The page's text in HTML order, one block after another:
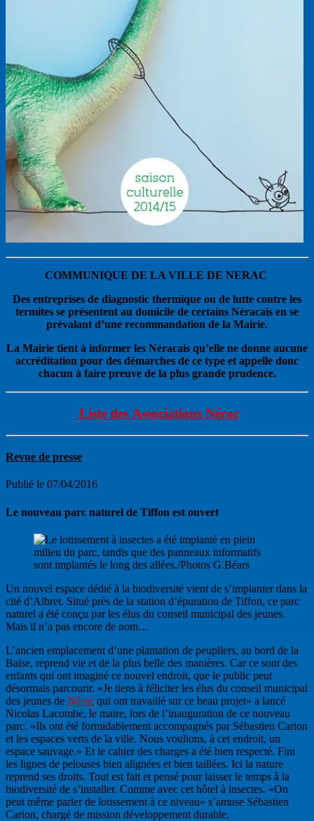
COMMUNIQUE DE LA VILLE DE NERAC
Des entreprises de diagnostic thermique ou de lutte contre les
termites se présentent au domicile de certains Néracais en se
prévalant d’une recommandation de la Mairie.
La Mairie tient à informer les Néracais qu’elle ne donne aucune
accréditation pour des démarches de ce type et appelle donc
chacun à faire preuve de la plus grande prudence.
Liste des Associations Nérac
Revue de presse
Publié le 07/04/2016
Le nouveau parc naturel de Tiffon est ouvert
Un nouvel espace dédié à la biodiversité vient de s’implanter dans la
cité d’Albret. Situé près de la station d’épuration de Tiffon, ce parc
naturel a été conçu par les élus du conseil municipal des jeunes.
Mais il n’a pas encore de nom…
L’ancien emplacement d’une plantation de peupliers, au bord de la
Baïse, reprend vie et de la plus belle des manières. Car ce sont des
enfants qui ont imaginé ce nouvel endroit, que le public peut
désormais parcourir. «Je tiens à féliciter les élus du conseil municipal
des jeunes de Nérac qui ont travaillé sur ce beau projet» a lancé
Nicolas Lacombe, le maire, lors de l’inauguration de ce nouveau
parc. «Ils ont été formidablement accompagnés par Sébastien Carion
et les espaces verts de la ville. Nous voulions, à cet endroit, un
espace sauvage.» Et le cahier des charges a été bien respecté. Fini
les lignes de pelouses bien alignées et bien taillées. Ici la nature
reprend ses droits. Tout est fait et pensé pour laisser le temps à la
biodiversité de s’installer. Comme avec cet hôtel à insectes. «On
peut même parler de lotissement à ce niveau» s’amuse Sébastien
Carion, chargé de mission développement durable.